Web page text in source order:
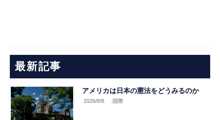
最新記事
アメリカは日本の憲法をどうみるのか
2026/8/8 .国際